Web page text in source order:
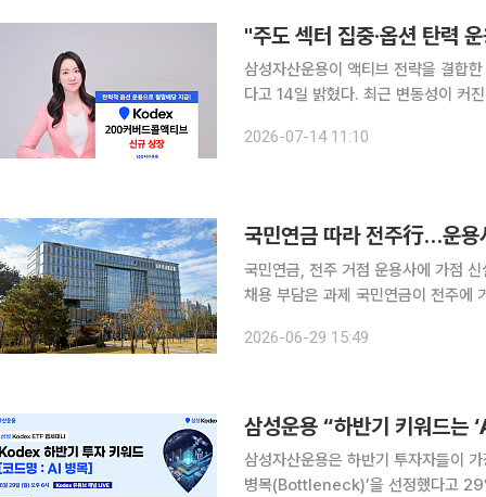
삼성자산운용이 액티브 전략을 결합
다고 14일 밝혔다. 최근 변동성이 커
과 초과 성과를 추구하는 ‘KODEX
2026-07-14 11:10
국민연금 따라 전주行…운용
국민연금, 전주 거점 운용사에 가점
채용 부담은 과제 국민연금이 전주에 거점을 마련하는 자산운용사에 인센티브를 주기로 하면서 운
2026-06-29 15:49
삼성운용 “하반기 키워드는
삼성자산운용은 하반기 투자자들이
병목(Bottleneck)’을 선정했다고 29일 밝혔다. 하반기에는 AI 생태계가